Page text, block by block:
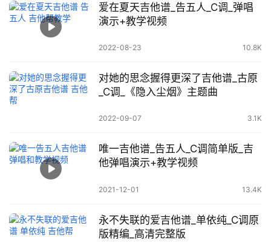
爱在夏天吉他谱_告五人_C调_弹唱
演示+教学视频
2022-08-23 10.8K
对她的思念握得更深了吉他谱_古原
_C调_《隐入尘烟》主题曲
2022-09-07 3.1K
唯一吉他谱_告五人_C调简单版_吉
他弹唱演示+教学视频
2021-12-01 13.4K
永不失联的爱吉他谱_单依纯_C调原
版精编_高清完整版